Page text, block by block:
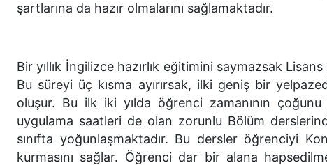
şartlarına da hazır olmalarını sağlamaktadır.
Bir yıllık İngilizce hazırlık eğitimini saymazsak
Bu süreyi üç kısma ayırırsak, ilki geniş bir
oluşur. Bu ilk iki yılda öğrenci zamanının
uygulama saatleri de olan zorunlu Bölüm
sınıfta yoğunlaşmaktadır. Bu dersler öğrenciyi
kurmasını sağlar. Öğrenci dar bir alana